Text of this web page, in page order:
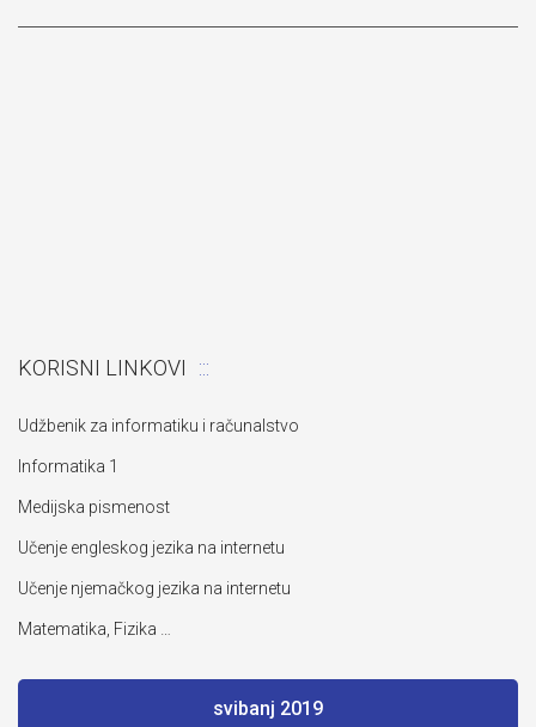
KORISNI LINKOVI
Udžbenik za informatiku i računalstvo
Informatika 1
Medijska pismenost
Učenje engleskog jezika na internetu
Učenje njemačkog jezika na internetu
Matematika, Fizika …
svibanj 2019